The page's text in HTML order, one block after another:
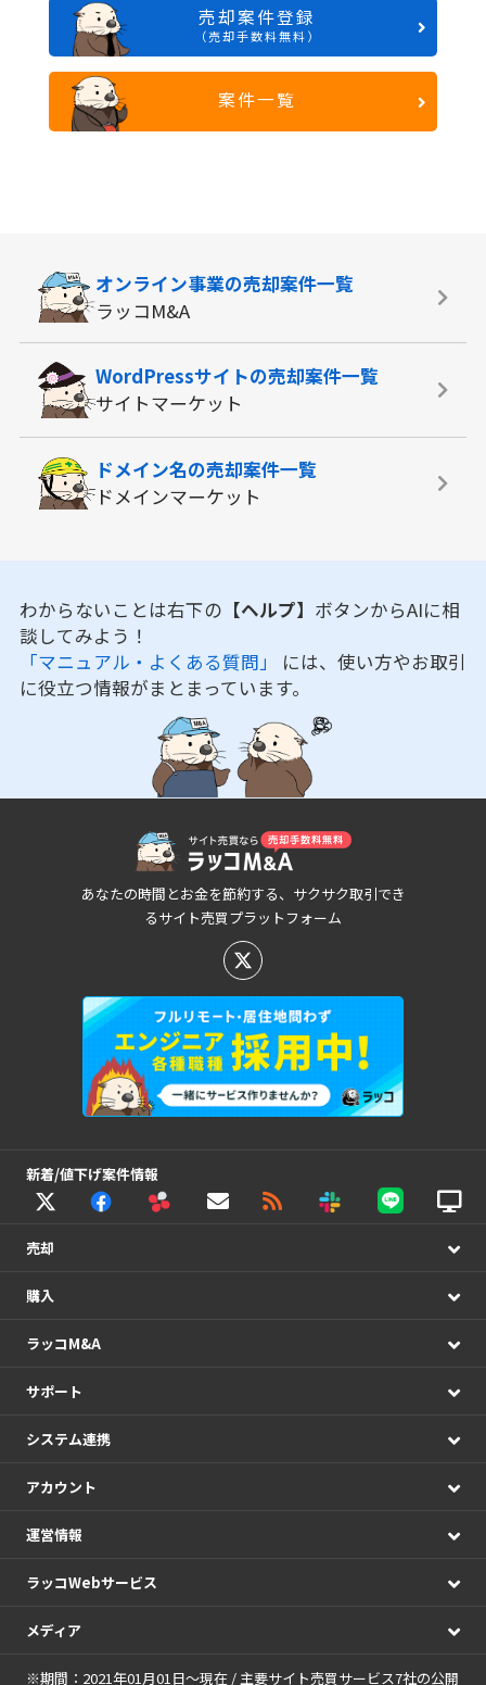
売却案件登録
（売却手数料無料）
案件一覧
オンライン事業の売却案件一覧
ラッコM&A
WordPressサイトの売却案件一覧
サイトマーケット
ドメイン名の売却案件一覧
ドメインマーケット
わからないことは右下の 【ヘルプ】 ボタンからAIに相
談してみよう！
「マニュアル・よくある質問」 には、使い方やお取引
に役立つ情報がまとまっています。
あなたの時間とお金を節約する、サクサク取引でき
るサイト売買プラットフォーム
新着/値下げ案件情報
売却
購入
ラッコM&A
サポート
システム連携
アカウント
運営情報
ラッコWebサービス
メディア
※期間：2021年01月01日～現在 / 主要サイト売買サービス7社の公開